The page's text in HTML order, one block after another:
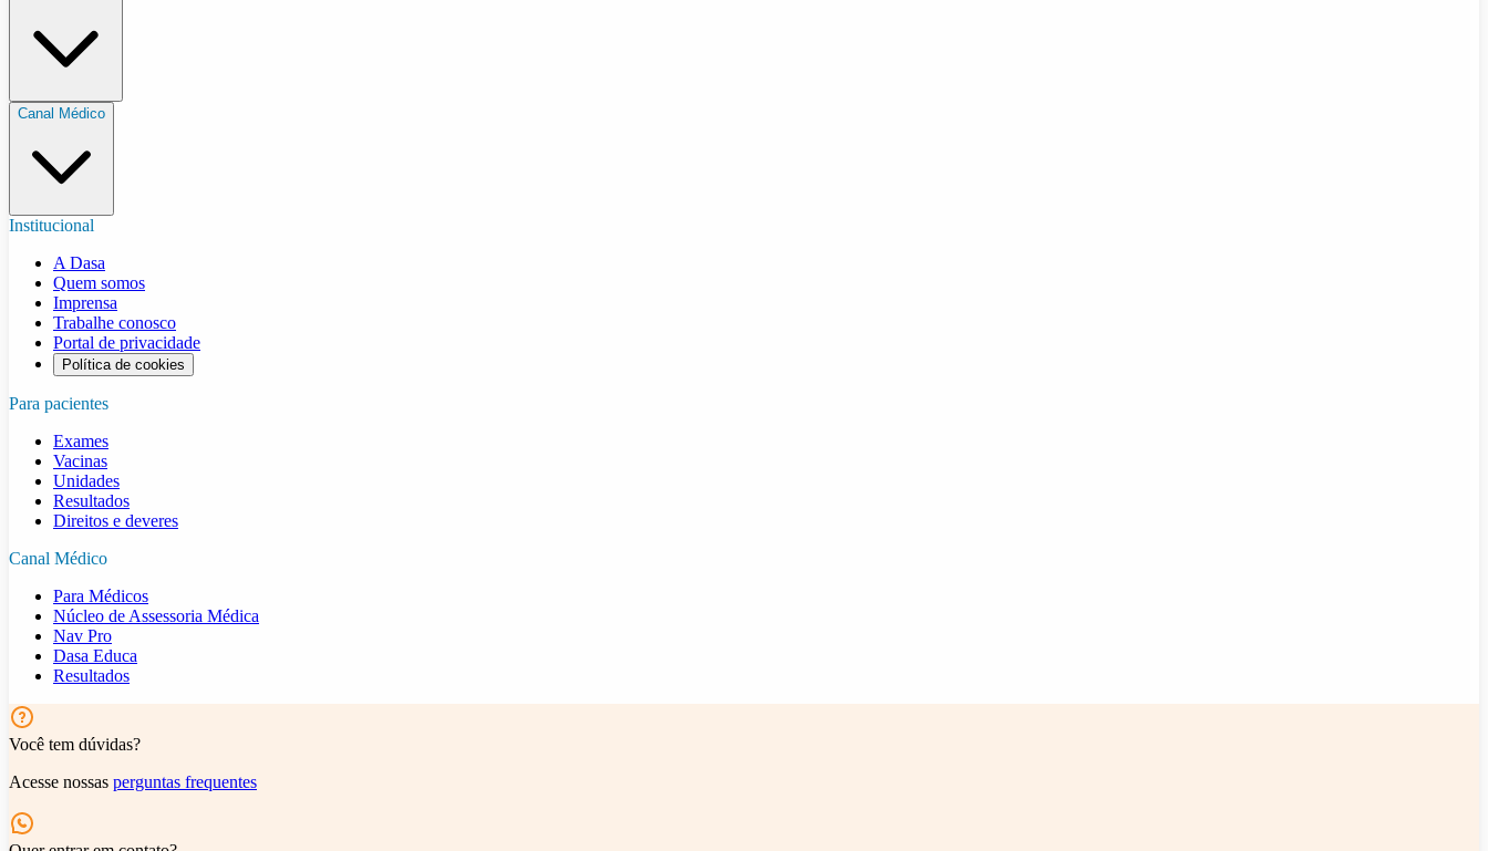
Canal Médico
Institucional
A Dasa
Quem somos
Imprensa
Trabalhe conosco
Portal de privacidade
Política de cookies
Para pacientes
Exames
Vacinas
Unidades
Resultados
Direitos e deveres
Canal Médico
Para Médicos
Núcleo de Assessoria Médica
Nav Pro
Dasa Educa
Resultados
Você tem dúvidas?
Acesse nossas perguntas frequentes